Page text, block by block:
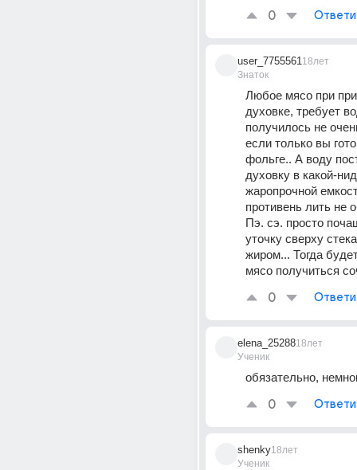
0
user_7755561
Знаток
18лет
Любое мясо при
духовке, требует
получилось не
если только вы
фольге.. А воду
духовку в какой-
жаропрочной
противень лить не
Пэ. сэ. просто
уточку сверху
жиром... Тогда
мясо получиться
0
elena_25288
Ученик
18лет
обязательно,
0
shenky
Ученик
18лет